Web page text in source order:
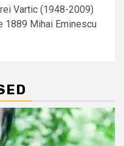
Vartic (1948-2009)
Mihai Eminescu